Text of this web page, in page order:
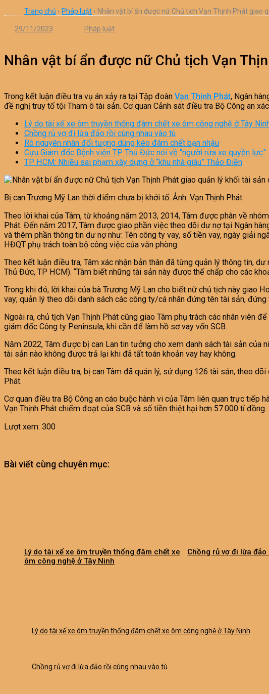
Trang chủ › Pháp luật › Nhân vật bí ẩn được nữ Chủ tịch Vạn Thịnh Phát giao
29/11/2023 Pháp luật
Nhân vật bí ẩn được nữ Chủ tịch Vạn
Trong kết luận điều tra vụ án xảy ra tại Tập đoàn Vạn Thịnh Phát, Ngân
đề nghị truy tố tội Tham ô tài sản. Cơ quan Cảnh sát điều tra Bộ Công an
Lý do tài xế xe ôm truyền thống đâm chết xe ôm công nghệ ở Tây
Chồng rủ vợ đi lừa đảo rồi cùng nhau vào tù
Rõ nguyên nhân đối tượng dùng kéo đâm chết bạn nhậu
Cựu Giám đốc Bệnh viện TP Thủ Đức nói về “người rửa xe quyền lực”
TP HCM: Nhiều sai phạm xây dựng ở “khu nhà giàu” Thảo Điền
Bị can Trương Mỹ Lan thời điểm chưa bị khởi tố. Ảnh: Vạn Thịnh Phát
Theo lời khai của Tâm, từ khoảng năm 2013, 2014, Tâm được phân về
Phát. Đến năm 2017, Tâm được giao phần việc theo dõi dư nợ tại Ngân
và thêm phần thông tin dư nợ như: Tên công ty vay, số tiền vay, ngày giải
HĐQT phụ trách toàn bộ công việc của văn phòng.
Theo kết luận điều tra, Tâm xác nhận bản thân đã từng quản lý thông tin,
Thủ Đức, TP HCM). “Tâm biết những tài sản này được thế chấp cho các
Trong khi đó, lời khai của bà Trương Mỹ Lan cho biết nữ chủ tịch này giao
vay; quản lý theo dõi danh sách các công ty/cá nhân đứng tên tài sản, đứng
Ngoài ra, chủ tịch Vạn Thịnh Phát cũng giao Tâm phụ trách các nhân viên
giám đốc Công ty Peninsula, khi cần để làm hồ sơ vay vốn SCB.
Năm 2022, Tâm được bị can Lan tin tưởng cho xem danh sách tài sản
tài sản nào không được trả lại khi đã tất toán khoản vay hay không.
Theo kết luận điều tra, bị can Tâm đã quản lý, sử dụng 126 tài sản, theo
Phát.
Cơ quan điều tra Bộ Công an cáo buộc hành vi của Tâm liên quan trực
Vạn Thịnh Phát chiếm đoạt của SCB và số tiền thiệt hại hơn 57.000 tỉ đồng.
Lượt xem: 300
Bài viết cùng chuyên mục:
Lý do tài xế xe ôm truyền thống đâm chết xe
ôm công nghệ ở Tây Ninh
Chồng rủ vợ đi lừa
Lý do tài xế xe ôm truyền thống đâm chết xe ôm công nghệ ở Tây Ninh
Chồng rủ vợ đi lừa đảo rồi cùng nhau vào tù